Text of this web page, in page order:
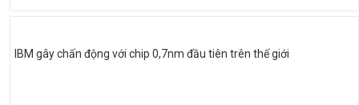
IBM gây chấn động với chip 0,7nm đầu tiên trên thế giới